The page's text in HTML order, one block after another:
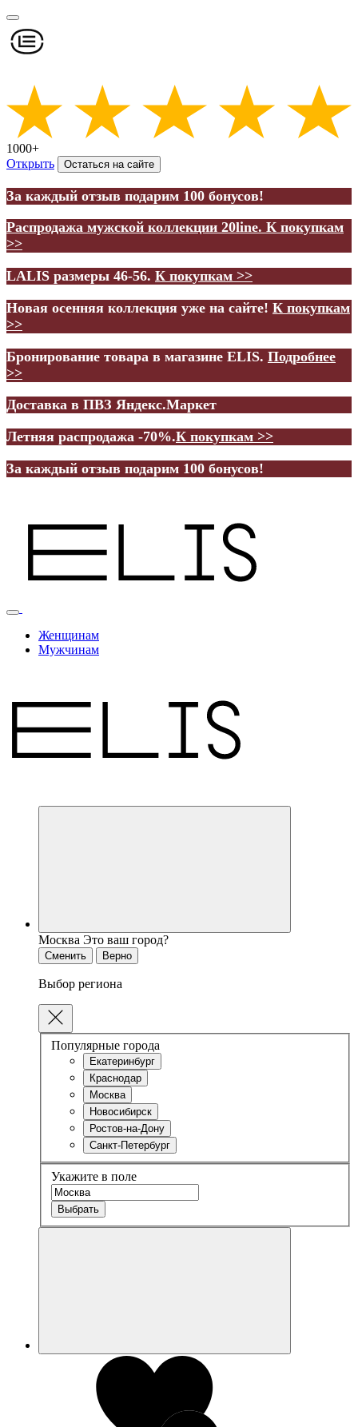
1000+
Открыть
Остаться на сайте
За каждый отзыв подарим 100 бонусов!
Распродажа мужской коллекции 20line. К покупкам
>>
LALIS размеры 46-56. К покупкам >>
Новая осенняя коллекция уже на сайте! К покупкам
>>
Бронирование товара в магазине ELIS. Подробнее
>>
Доставка в ПВЗ Яндекс.Маркет
Летняя распродажа -70%.К покупкам >>
За каждый отзыв подарим 100 бонусов!
Женщинам
Мужчинам
Москва Это ваш город?
Сменить Верно
Выбор региона
Популярные города
Екатеринбург
Краснодар
Москва
Новосибирск
Ростов-на-Дону
Санкт-Петербург
Укажите в поле
Выбрать